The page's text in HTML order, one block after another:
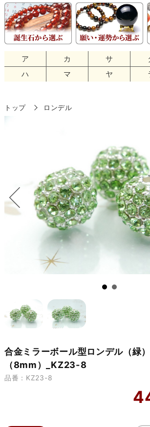
ア カ サ
ハ
マ ヤ
トップ ロンデル
合金ミラーボール型ロンデル（緑
（8mm）_KZ23-8
品番：KZ23-8